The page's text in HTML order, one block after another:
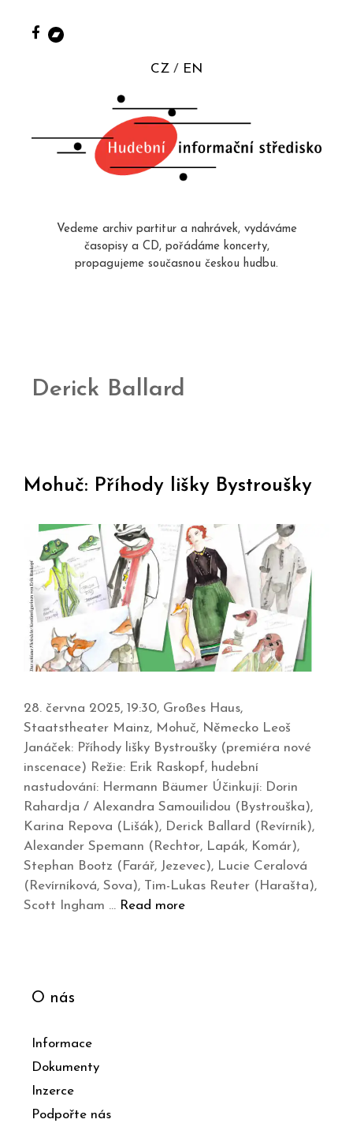
CZ EN
Vedeme archiv partitur a nahrávek, vydáváme
časopisy a CD, pořádáme koncerty,
propagujeme současnou českou hudbu.
Derick Ballard
Mohuč: Příhody lišky Bystroušky
28. června 2025, 19:30, Großes Haus,
Staatstheater Mainz, Mohuč, Německo Leoš
Janáček: Příhody lišky Bystroušky (premiéra nové
inscenace) Režie: Erik Raskopf, hudební
nastudování: Hermann Bäumer Účinkují: Dorin
Rahardja / Alexandra Samouilidou (Bystrouška),
Karina Repova (Lišák), Derick Ballard (Revírník),
Alexander Spemann (Rechtor, Lapák, Komár),
Stephan Bootz (Farář, Jezevec), Lucie Ceralová
(Revírníková, Sova), Tim-Lukas Reuter (Harašta),
Scott Ingham … Read more
O nás
Informace
Dokumenty
Inzerce
Podpořte nás